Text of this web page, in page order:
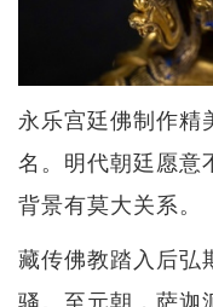
永乐宫廷佛制作精
名。明代朝廷愿意
背景有莫大关系。
藏传佛教踏入后弘
骚。至元朝，萨迦